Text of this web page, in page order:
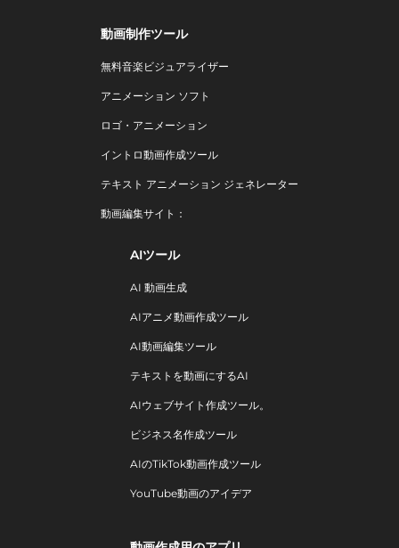
動画制作ツール
無料音楽ビジュアライザー
アニメーション ソフト
ロゴ・アニメーション
イントロ動画作成ツール
テキスト アニメーション ジェネレーター
動画編集サイト：
AIツール
AI 動画生成
AIアニメ動画作成ツール
AI動画編集ツール
テキストを動画にするAI
AIウェブサイト作成ツール。
ビジネス名作成ツール
AIのTikTok動画作成ツール
YouTube動画のアイデア